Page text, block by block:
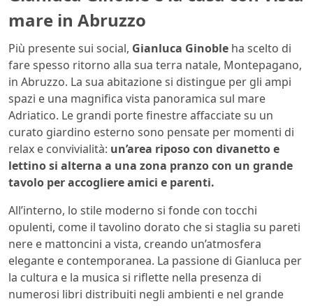
mare in Abruzzo
Più presente sui social, Gianluca Ginoble ha scelto di
fare spesso ritorno alla sua terra natale, Montepagano,
in Abruzzo. La sua abitazione si distingue per gli ampi
spazi e una magnifica vista panoramica sul mare
Adriatico. Le grandi porte finestre affacciate su un
curato giardino esterno sono pensate per momenti di
relax e convivialità: un’area riposo con divanetto e
lettino si alterna a una zona pranzo con un grande
tavolo per accogliere amici e parenti.
All’interno, lo stile moderno si fonde con tocchi
opulenti, come il tavolino dorato che si staglia su pareti
nere e mattoncini a vista, creando un’atmosfera
elegante e contemporanea. La passione di Gianluca per
la cultura e la musica si riflette nella presenza di
numerosi libri distribuiti negli ambienti e nel grande